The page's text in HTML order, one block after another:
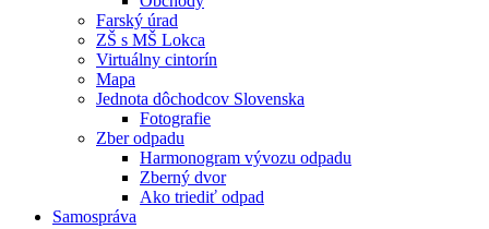
Farský úrad
ZŠ s MŠ Lokca
Virtuálny cintorín
Mapa
Jednota dôchodcov Slovenska
Fotografie
Zber odpadu
Harmonogram vývozu odpadu
Zberný dvor
Ako triediť odpad
Samospráva